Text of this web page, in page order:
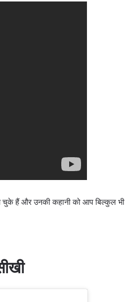
चुके हैं और उनकी कहानी को आप बिल्कुल भी